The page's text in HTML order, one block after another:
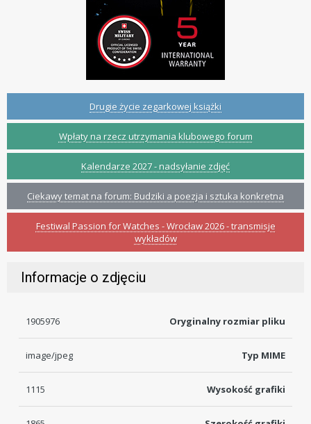
Drugie życie zegarkowej książki
Wpłaty na rzecz utrzymania klubowego forum
Kalendarze 2027 - nadsyłanie zdjęć
Ciekawy temat na forum: Budziki a poezja i sztuka konkretna
Festiwal Passion for Watches - Wrocław 2026 - transmisje
wykładów
Informacje o zdjęciu
Oryginalny rozmiar pliku
1905976
Typ MIME
image/jpeg
Wysokość grafiki
1115